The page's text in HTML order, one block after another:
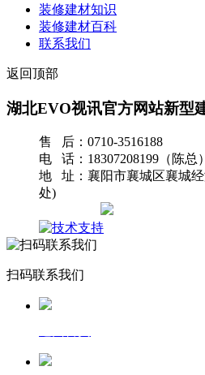
装修建材知识
装修建材百科
联系我们
返回顶部
湖北EVO视讯官方网站新型
售 后：0710-3516188
电 话：18307208199（陈总）
地 址：襄阳市襄城区襄城
处)
扫码联系我们